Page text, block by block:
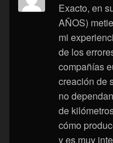
Exacto, en
AÑOS)
mi
de los
compañías
creación de
no
de
cómo
y es muy